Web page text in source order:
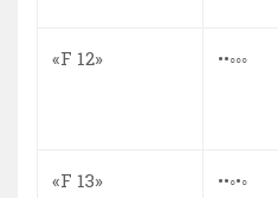
«F 12» ••◦◦◦
«F 13» ••◦•◦